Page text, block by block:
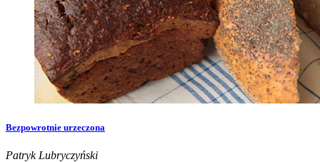
Bezpowrotnie urzeczona
Patryk Lubryczyński